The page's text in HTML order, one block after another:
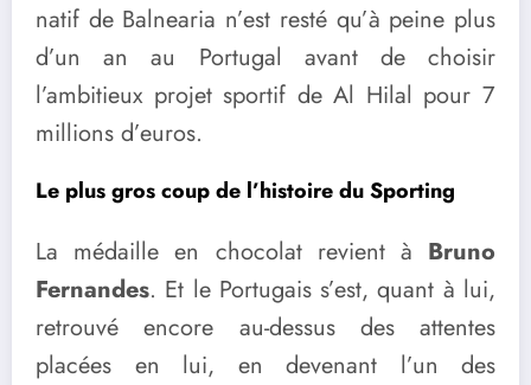
natif de Balnearia n’est resté qu’à peine plus
d’un an au Portugal avant de choisir
l’ambitieux projet sportif de Al Hilal pour 7
millions d’euros.
Le plus gros coup de l’histoire du Sporting
La médaille en chocolat revient à Bruno
Fernandes. Et le Portugais s’est, quant à lui,
retrouvé encore au-dessus des attentes
placées en lui, en devenant l’un des